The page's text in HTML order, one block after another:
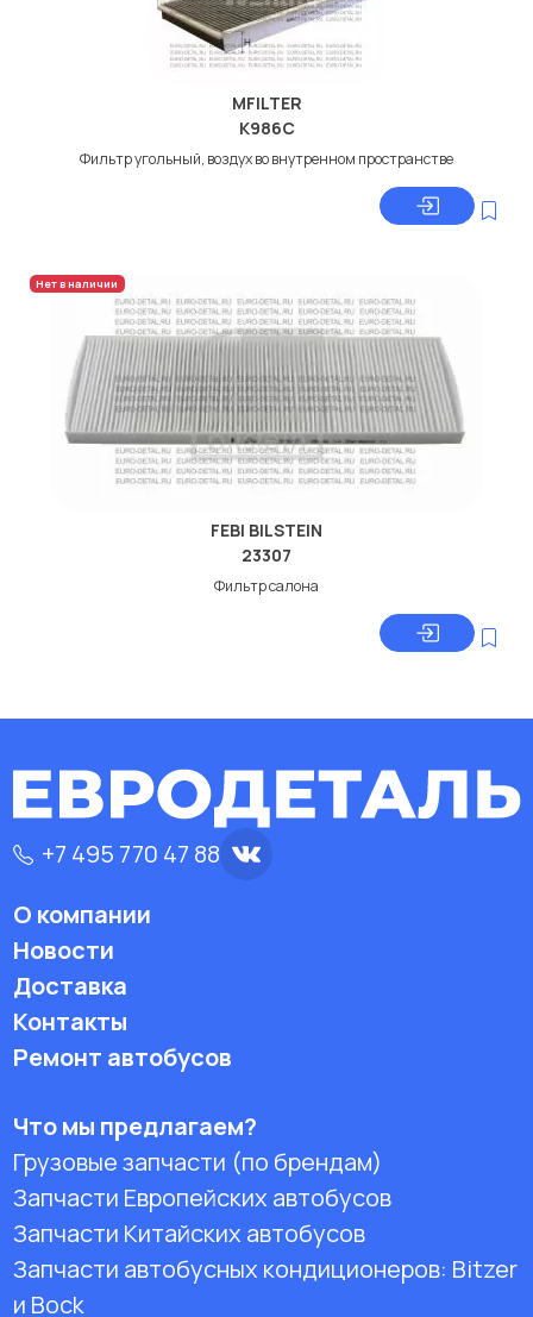
MFILTER
K986C
Фильтр угольный, воздух во внутренном пространстве
Нет в наличии
FEBI BILSTEIN
23307
Фильтр салона
+7 495 770 47 88
О компании
Новости
Доставка
Контакты
Ремонт автобусов
Что мы предлагаем?
Грузовые запчасти (по брендам)
Запчасти Европейских автобусов
Запчасти Китайских автобусов
Запчасти автобусных кондиционеров: Bitzer
и Bock